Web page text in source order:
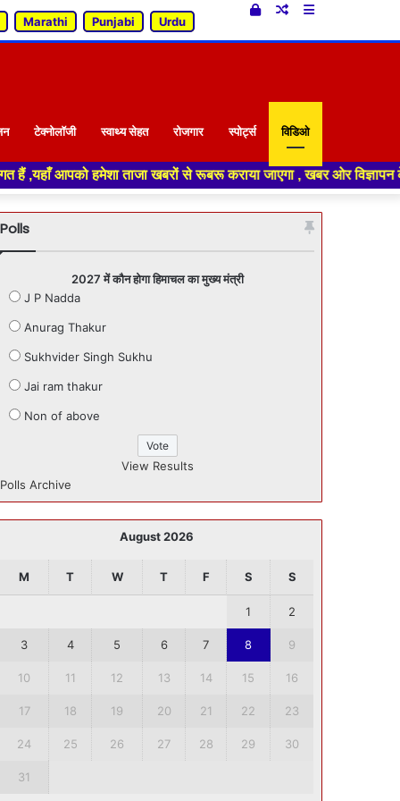
Marathi Punjabi Urdu
Sidebar
Random
Log
टेक्नोलॉजी स्वाथ्य सेहत रोजगार स्पोर्ट्स विडिओ
खबरों से रूबरू कराया जाएगा , खबर ओर विज्ञापन के लिए संपर्क करे
Polls
2027 में कौन होगा हिमाचल का मुख्य मंत्री
J P Nadda
Anurag Thakur
Sukhvider Singh Sukhu
Jai ram thakur
Non of above
View Results
Polls Archive
August 2026
M T W T F S S
1 2
3 4 5 6 7 8 9
10 11 12 13 14 15 16
17 18 19 20 21 22 23
24 25 26 27 28 29 30
31